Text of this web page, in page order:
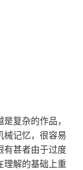
复杂的作品，
械记忆，很容易
有甚者由于过度
理解的基础上重